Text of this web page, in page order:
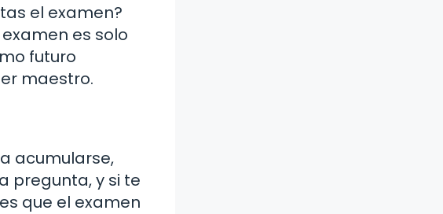
el examen?
es solo
futuro
maestro.
acumularse,
pregunta, y si te
que el examen